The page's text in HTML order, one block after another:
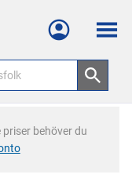
Meny
behöver du